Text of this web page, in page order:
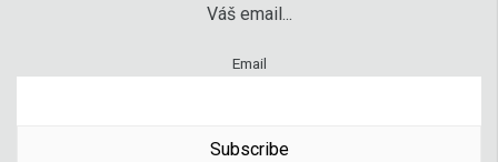
Váš email...
Email
Subscribe